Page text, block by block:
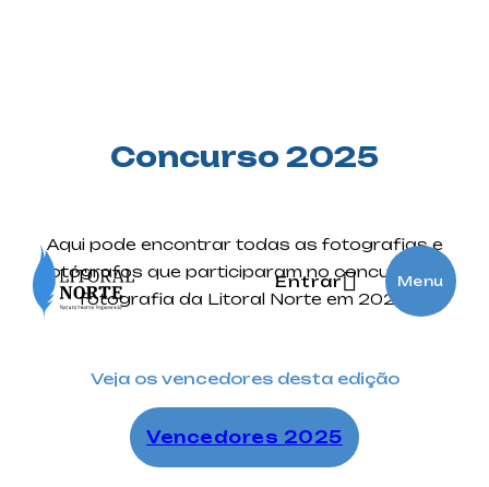
Entrar Menu
Concurso 2025
Aqui pode encontrar todas as fotografias e
fotógrafos que participaram no concurso de
fotografia da Litoral Norte em 2025.
Veja os vencedores desta edição
Vencedores 2025